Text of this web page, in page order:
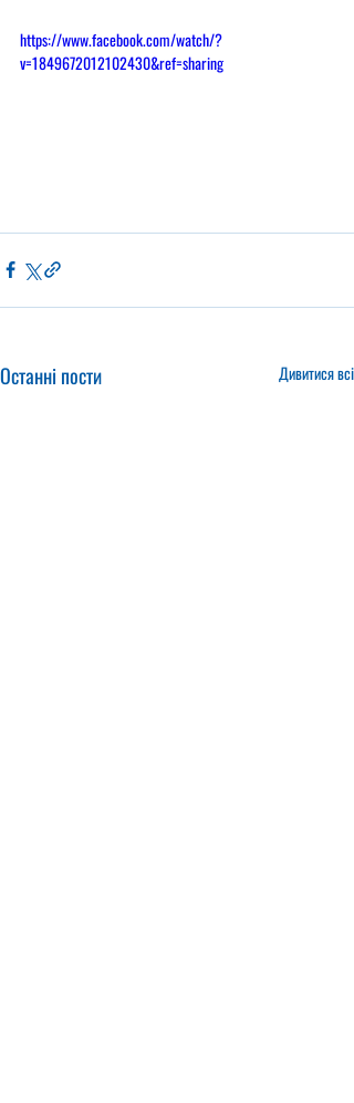
https://www.facebook.com/watch/?
v=1849672012102430&ref=sharing
Останні пости Дивитися всі